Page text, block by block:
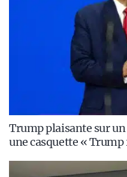
Trump plaisante sur
une casquette « Trump